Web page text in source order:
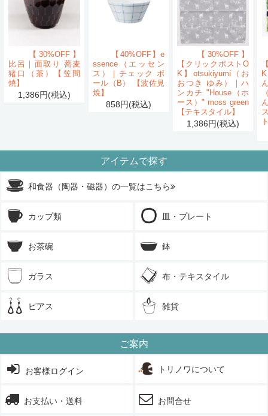
【30%OFF】
比呂｜面取り 蕎麦
猪口（茶）【笠間
焼】
1,386円(税込)
【40%OFF】e
ssence（エッセン
ス）｜チェック ボ
ール（B） 【波佐見
焼】
858円(税込)
【30%OFF】
【クリックポストO
K】otsukiyumi（お
おつき ゆみ）｜ハ
ンカチ "House（ホ
ース）" moss green
【テキスタイル】
1,386円(税込)
アイテムで探す
和食器（陶器・磁器）の一覧はこちら
カップ類 皿・プレート
お茶碗 鉢
ガラス 布・テキスタイル
ピアス 雑貨
ご案内
お客様ログイン トリノワについて
お支払い・送料 お問合せ